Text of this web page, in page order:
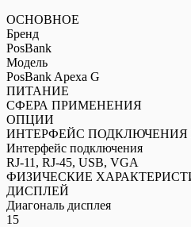
ОСНОВНОЕ
Бренд
PosBank
Модель
PosBank Apexa G
ПИТАНИЕ
СФЕРА ПРИМЕНЕНИЯ
ОПЦИИ
ИНТЕРФЕЙС
Интерфейс подключения
RJ-11, RJ-45, USB, VGA
ФИЗИЧЕСКИЕ
ДИСПЛЕЙ
Диагональ дисплея
15